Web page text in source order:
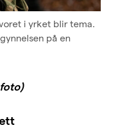
i yrket blir tema.
på en